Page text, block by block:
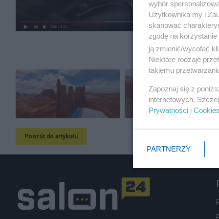
Powrót do artykułu
wybór
Użytkownika my i
skanować
zgodę na
ją zmienić/wycofać
Niektóre rodzaje
takiemu
Zapoznaj się z
internetowych.
Prywatności i Cookies
PARTNERZY